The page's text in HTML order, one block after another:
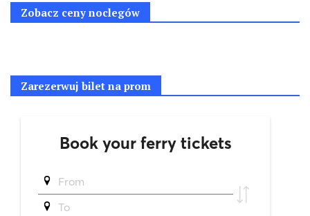
Zobacz ceny noclegów
Zarezerwuj bilet na prom